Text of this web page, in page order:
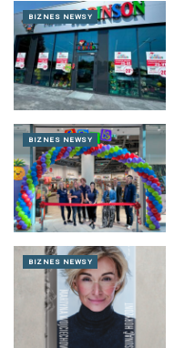
BIZNES NEWSY
BIZNES NEWSY
BIZNES NEWSY